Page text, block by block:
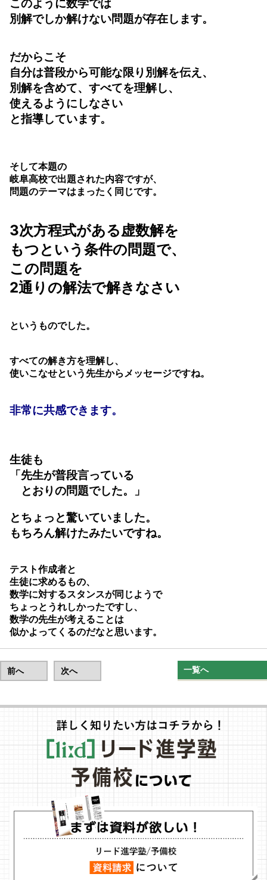
このように数学では
別解でしか解けない問題が存在します。
だからこそ
自分は普段から可能な限り別解を伝え、
別解を含めて、すべてを理解し、
使えるようにしなさい
と指導しています。
そして本題の
岐阜高校で出題された内容ですが、
問題のテーマはまったく同じです。
3次方程式がある虚数解を
もつという条件の問題で、
この問題を
2通りの解法で解きなさい
というものでした。
すべての解き方を理解し、
使いこなせという先生からメッセージですね。
非常に共感できます。
生徒も
「先生が普段言っている
とおりの問題でした。」
とちょっと驚いていました。
もちろん解けたみたいですね。
テスト作成者と
生徒に求めるもの、
数学に対するスタンスが同じようで
ちょっとうれしかったですし、
数学の先生が考えることは
似かよってくるのだなと思います。
前へ 次へ 一覧へ